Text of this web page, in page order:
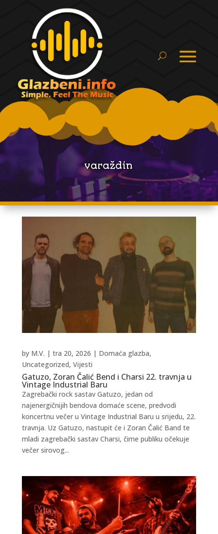
varaždin
Gatuzo, Zoran Čalić Bend i Charsi 22. travnja u
Vintage Industrial Baru
by M.V. | tra 20, 2026 | Domaća glazba,
Uncategorized, Vijesti
Zagrebački rock sastav Gatuzo, jedan od
najenergičnijih bendova domaće scene, predvodi
koncertnu večer u Vintage Industrial Baru u srijedu, 22.
travnja. Uz Gatuzo, nastupit će i Zoran Čalić Band te
mladi zagrebački sastav Charsi, čime publiku očekuje
večer sirovog...